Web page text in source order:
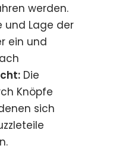
werden.
und Lage der
ein und
Die
Knöpfe
sich